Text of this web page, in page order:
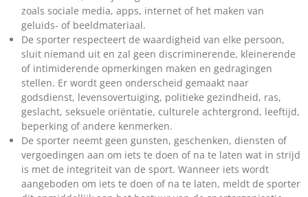
zoals sociale media, apps, internet of het maken van
geluids- of beeldmateriaal.
De sporter respecteert de waardigheid van elke persoon,
sluit niemand uit en zal geen discriminerende, kleinerende
of intimiderende opmerkingen maken en gedragingen
stellen. Er wordt geen onderscheid gemaakt naar
godsdienst, levensovertuiging, politieke gezindheid, ras,
geslacht, seksuele oriëntatie, culturele achtergrond, leeftijd,
beperking of andere kenmerken.
De sporter neemt geen gunsten, geschenken, diensten of
vergoedingen aan om iets te doen of na te laten wat in strijd
is met de integriteit van de sport. Wanneer iets wordt
aangeboden om iets te doen of na te laten, meldt de sporter